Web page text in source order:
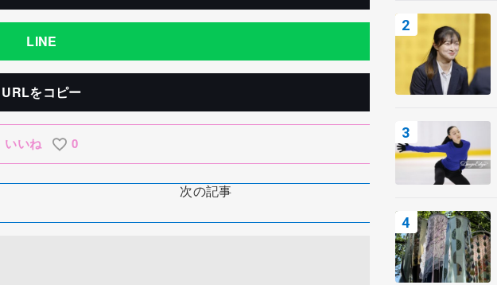
LINE
URLをコピー
いいね 0
次の記事